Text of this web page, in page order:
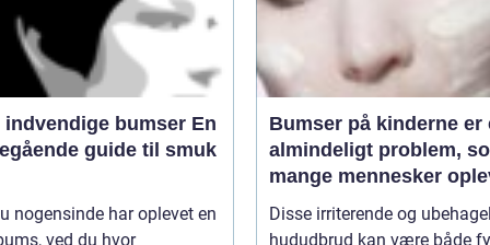
bumser En
guide til smuk
nogensinde har oplevet en
ved du hvor
Bumser på kinderne er
almindeligt problem,
mange mennesker
løbet af deres liv
Disse irriterende og
hududbrud kan være både